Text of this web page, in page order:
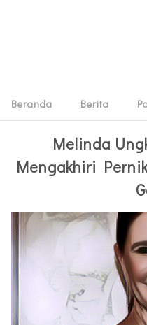
Beranda Berita
Melinda
Mengakhiri